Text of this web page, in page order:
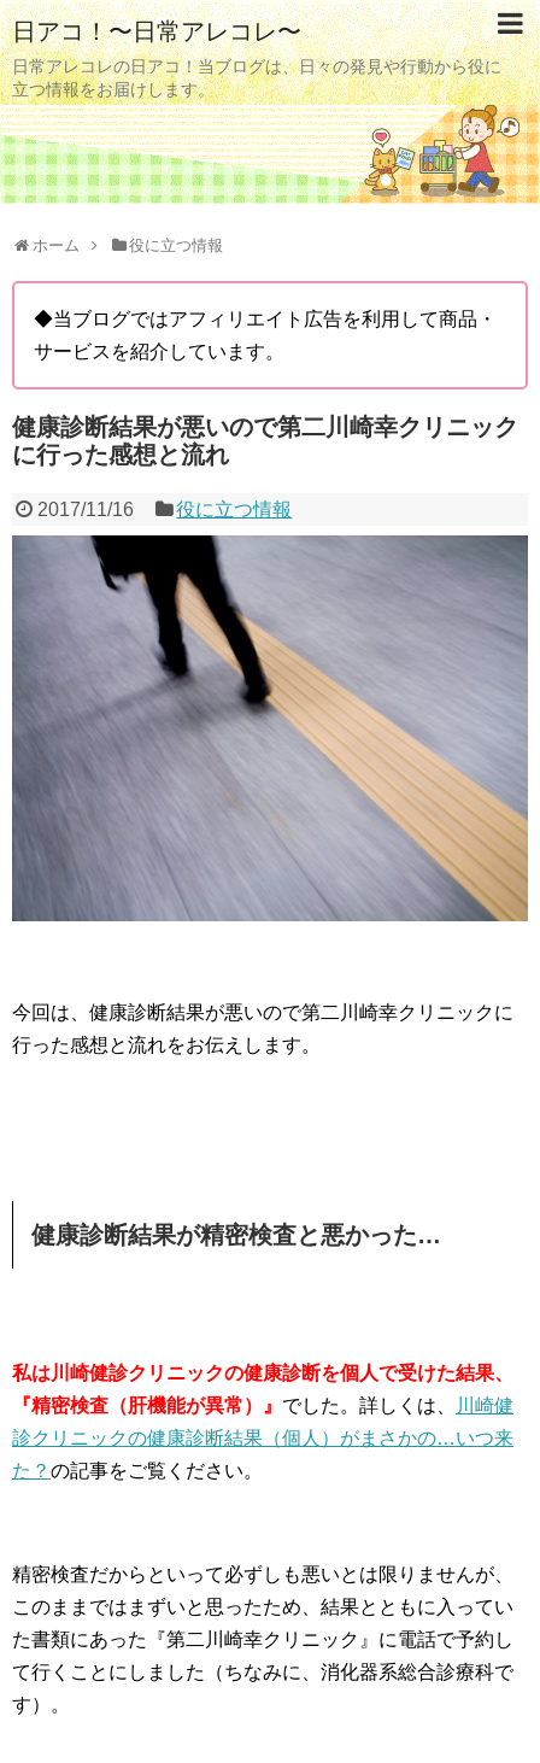
日アコ！〜日常アレコレ〜
日常アレコレの日アコ！当ブログは、日々の発見や行動から役に
立つ情報をお届けします。
ホーム 役に立つ情報
◆当ブログではアフィリエイト広告を利用して商品・
サービスを紹介しています。
健康診断結果が悪いので第二川崎幸クリニック
に行った感想と流れ
2017/11/16 役に立つ情報
今回は、健康診断結果が悪いので第二川崎幸クリニックに
行った感想と流れをお伝えします。
健康診断結果が精密検査と悪かった…
私は川崎健診クリニックの健康診断を個人で受けた結果、
『精密検査（肝機能が異常）』 でした。詳しくは、
川崎健
診クリニックの健康診断結果（個人）がまさかの…いつ来
た？ の記事をご覧ください。
精密検査だからといって必ずしも悪いとは限りませんが、
このままではまずいと思ったため、結果とともに入ってい
た書類にあった『第二川崎幸クリニック』に電話で予約し
て行くことにしました（ちなみに、消化器系総合診療科で
す）。